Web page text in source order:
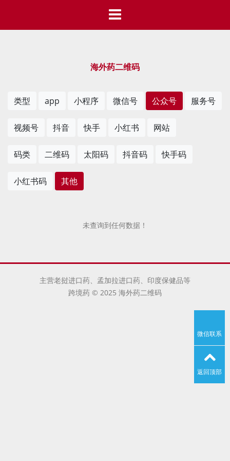
海外药二维码
类型 app 小程序 微信号 公众号 服务号
视频号 抖音 快手 小红书 网站
码类 二维码 太阳码 抖音码 快手码
小红书码 其他
未查询到任何数据！
主营老挝进口药、孟加拉进口药、印度保健品等
跨境药 © 2025 海外药二维码
微信联系
返回顶部